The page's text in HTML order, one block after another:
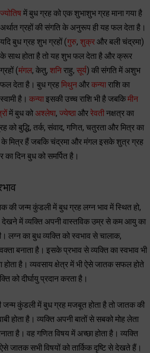
ज्योतिषमें बुध ग्रह को एक शुभाशुभ ग्रह माना गया है
अर्थात ग्रहों की संगति के अनुरूप ही यह फल देता है।
यदि बुध ग्रह शुभ ग्रहों (गुरु, शुक्रऔर बली चंद्रमा)
के साथ होता है तो यह शुभ फल देता है और क्रूर
ग्रहों (मंगल, केतु, शनिराहु, सूर्य) की संगति में अशुभ
फल देता है। बुध ग्रहमिथुनऔरकन्याराशि का
स्वामी है। कन्याइसकी उच्च राशि भी है जबकिमीन
में बुध कोअश्लेषा, ज्येष्ठाऔररेवतीनक्षत्र का
को बुद्धि, तर्क, संवाद, गणित, चतुरता और मित्र का
के मित्र हैं जबकि चंद्रमा और मंगल इसके शुत्र ग्रह
का दिन बुध को समर्पित है।
की जन्म कुंडली में बुध ग्रह लग्न भाव में स्थित हो,
देखने में व्यक्ति अपनी वास्तविक उम्र से कम आयु का
लग्न का बुध व्यक्ति को स्वभाव से चालाक,
बनाता है। इसके प्रभाव से व्यक्ति का स्वभाव भी
होता है। व्यवसाय क्षेत्र में भी ऐसे जातक सफल होते
को दीर्घायु प्रदान करता है।
जन्म कुंडली में बुध ग्रह मजबूत होता है तो जातक की
होता है। व्यक्ति अपनी बातों से सबको मोह लेता
है। वह गणित विषय में अच्छा होता है। व्यक्ति
जातक सभी विषयों को तार्किक दृष्टि से देखते हैं।